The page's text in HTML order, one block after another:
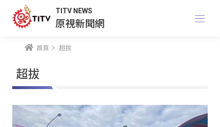
TITV NEWS
原視新聞網
首頁 超拔
超拔